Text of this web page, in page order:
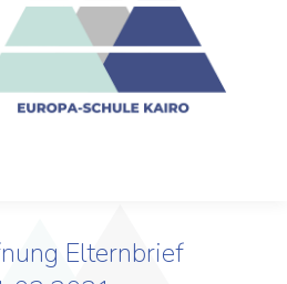
Elternbrief